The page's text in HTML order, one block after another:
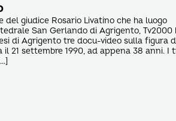
del giudice Rosario Livatino che ha luogo
San Gerlando di Agrigento, Tv2000
di Agrigento tre docu-video sulla figura
21 settembre 1990, ad appena 38 anni. I